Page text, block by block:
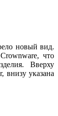
новый вид.
что
Вверху
внизу указана